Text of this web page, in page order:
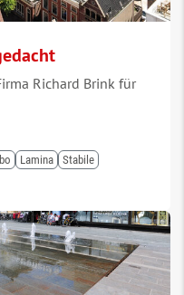
Richard Brink für
Lamina
Stabile